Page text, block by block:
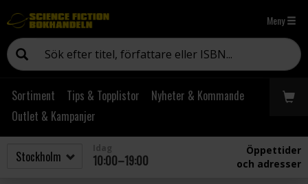
Meny
Sortiment Tips & Topplistor
Nyheter & Kommande
Outlet & Kampanjer
10:00–19:00
Öppettider
och adresser